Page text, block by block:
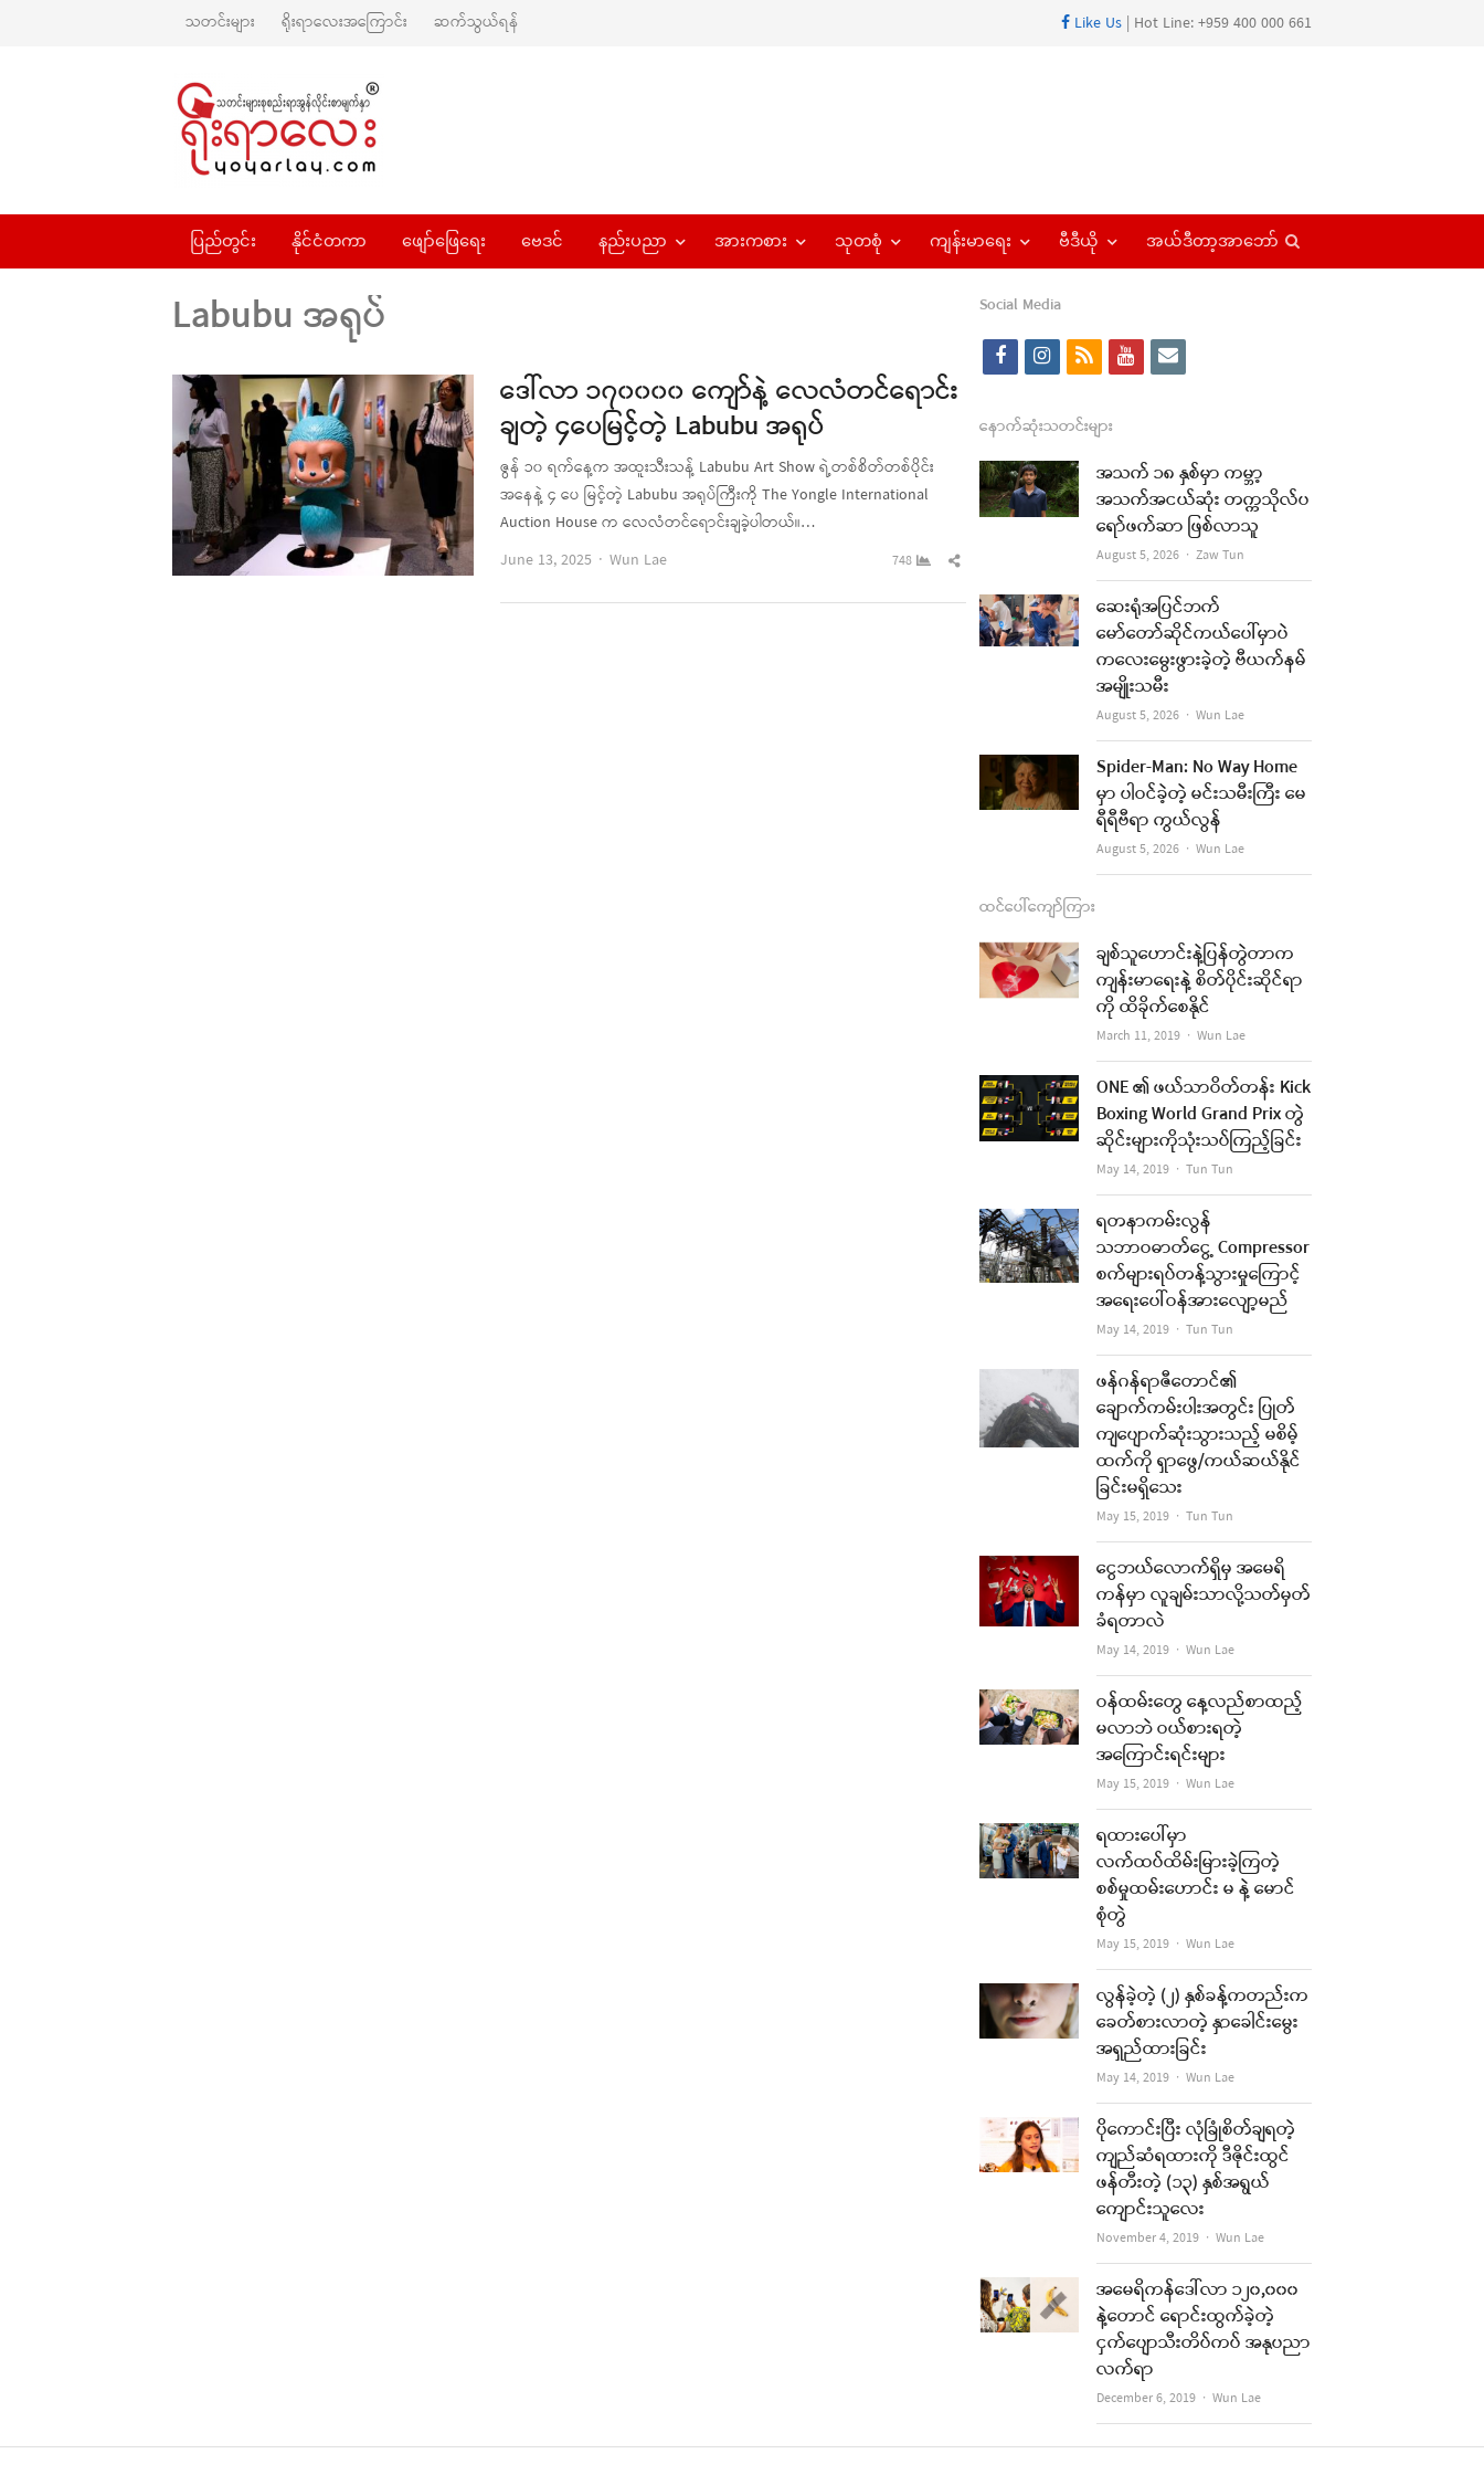
သတင်းများ ရိုးရာလေးအကြောင်း ဆက်သွယ်ရန် Like Us | Hot Line: +959 400 000 661
ပြည်တွင်း နိုင်ငံတကာ ဖျော်ဖြေရေး ဗေဒင် နည်းပညာ အားကစား သုတစုံ ကျန်းမာရေး ဗီဒီယို အယ်ဒီတာ့အာဘော်
Labubu အရုပ်
ဒေါ်လာ ၁၇၀၀၀၀ ကျော်နဲ့ လေလံတင်ရောင်း
ချတဲ့ ၄ပေမြင့်တဲ့ Labubu အရုပ်
ဇွန် ၁၀ ရက်နေ့က အထူးသီးသန့် Labubu Art Show ရဲ့တစ်စိတ်တစ်ပိုင်း
အနေနဲ့ ၄ ပေ မြင့်တဲ့ Labubu အရုပ်ကြီးကို The Yongle International
Auction House က လေလံတင်ရောင်းချခဲ့ပါတယ်။…
June 13, 2025
Author
Wun Lae 748
Share
post
Social Media
f
c
e
b
k
i
s
t
a
a
m
r
s
y
t
u
b
e
e
l
နောက်ဆုံးသတင်းများ
အသက် ၁၈ နှစ်မှာ ကမ္ဘာ့
အသက်အငယ်ဆုံး တက္ကသိုလ်ပ
ရော်ဖက်ဆာ ဖြစ်လာသူ
August 5, 2026 Author
Zaw Tun
ဆေးရုံအပြင်ဘက်
မော်တော်ဆိုင်ကယ်ပေါ်မှာပဲ
ကလေးမွေးဖွားခဲ့တဲ့ ဗီယက်နမ်
အမျိုးသမီး
August 5, 2026 Author
Wun Lae
Spider-Man: No Way Home
မှာ ပါဝင်ခဲ့တဲ့ မင်းသမီးကြီး မေ
ရီရီဗီရာ ကွယ်လွန်
August 5, 2026 Author
Wun Lae
ထင်ပေါ်ကျော်ကြား
ချစ်သူဟောင်းနဲ့ပြန်တွဲတာက
ကျန်းမာရေးနဲ့ စိတ်ပိုင်းဆိုင်ရာ
ကို ထိခိုက်စေနိုင်
March 11, 2019 Author
Wun Lae
ONE ၏ ဖယ်သာဝိတ်တန်း Kick
Boxing World Grand Prix တွဲ
ဆိုင်းများကိုသုံးသပ်ကြည့်ခြင်း
May 14, 2019 Author
Tun Tun
ရတနာကမ်းလွန်
သဘာဝဓာတ်ငွေ့ Compressor
စက်များရပ်တန့်သွားမှုကြောင့်
အရေးပေါ်ဝန်အားလျော့မည်
May 14, 2019 Author
Tun Tun
ဖန်ဂန်ရာဇီတောင်၏
ချောက်ကမ်းပါးအတွင်း ပြုတ်
ကျပျောက်ဆုံးသွားသည့် မစိမ့်
ထက်ကို ရှာဖွေ/ကယ်ဆယ်နိုင်
ခြင်းမရှိသေး
May 15, 2019 Author
Tun Tun
ငွေဘယ်လောက်ရှိမှ အမေရိ
ကန်မှာ လူချမ်းသာလို့သတ်မှတ်
ခံရတာလဲ
May 14, 2019 Author
Wun Lae
ဝန်ထမ်းတွေ နေ့လည်စာထည့်
မလာဘဲ ဝယ်စားရတဲ့
အကြောင်းရင်းများ
May 15, 2019 Author
Wun Lae
ရထားပေါ်မှာ
လက်ထပ်ထိမ်းမြားခဲ့ကြတဲ့
စစ်မှုထမ်းဟောင်း မ နဲ့ မောင်
စုံတွဲ
May 15, 2019 Author
Wun Lae
လွန်ခဲ့တဲ့ (၂) နှစ်ခန့်ကတည်းက
ခေတ်စားလာတဲ့ နှာခေါင်းမွေး
အရှည်ထားခြင်း
May 14, 2019 Author
Wun Lae
ပိုကောင်းပြီး လုံခြုံစိတ်ချရတဲ့
ကျည်ဆံရထားကို ဒီဇိုင်းထွင်
ဖန်တီးတဲ့ (၁၃) နှစ်အရွယ်
ကျောင်းသူလေး
November 4, 2019 Author
Wun Lae
အမေရိကန်ဒေါ်လာ ၁၂၀,၀၀၀
နဲ့တောင် ရောင်းထွက်ခဲ့တဲ့
ငှက်ပျောသီးတိပ်ကပ် အနုပညာ
လက်ရာ
December 6, 2019 Author
Wun Lae